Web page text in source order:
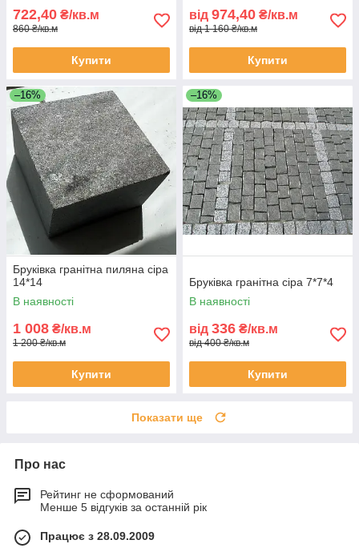
722,40 ₴/кв.м
860 ₴/кв.м
Купити
від 974,40 ₴/кв.м
від 1 160 ₴/кв.м
Купити
–16%
Бруківка гранітна пиляна сіра
14*14
В наявності
1 008 ₴/кв.м
1 200 ₴/кв.м
Купити
–16%
Бруківка гранітна сіра 7*7*4
В наявності
від 336 ₴/кв.м
від 400 ₴/кв.м
Купити
Показати ще
Про нас
Рейтинг не сформований
Менше 5 відгуків за останній рік
Працює з 28.09.2009